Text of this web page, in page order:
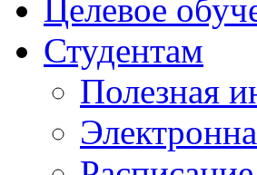
Целевое
Студентам
Полезная